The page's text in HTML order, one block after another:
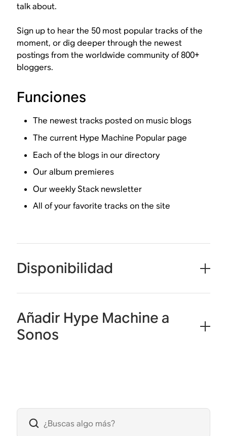
talk about.
Sign up to hear the 50 most popular tracks of the
moment, or dig deeper through the newest
postings from the worldwide community of 800+
bloggers.
Funciones
The newest tracks posted on music blogs
The current Hype Machine Popular page
Each of the blogs in our directory
Our album premieres
Our weekly Stack newsletter
All of your favorite tracks on the site
Disponibilidad
Añadir Hype Machine a
Sonos